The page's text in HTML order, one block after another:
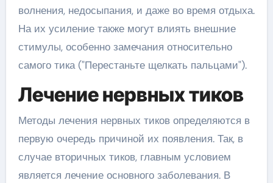
волнения, недосыпания, и даже во время отдыха.
На их усиление также могут влиять внешние
стимулы, особенно замечания относительно
самого тика ("Перестаньте щелкать пальцами").
Лечение нервных тиков
Методы лечения нервных тиков определяются в
первую очередь причиной их появления. Так, в
случае вторичных тиков, главным условием
является лечение основного заболевания. В